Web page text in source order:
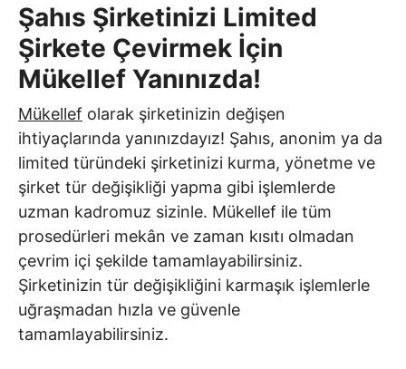
Şahıs Şirketinizi Limited
Şirkete Çevirmek İçin
Mükellef Yanınızda!
Mükellef olarak şirketinizin değişen
ihtiyaçlarında yanınızdayız! Şahıs, anonim ya da
limited türündeki şirketinizi kurma, yönetme ve
şirket tür değişikliği yapma gibi işlemlerde
uzman kadromuz sizinle. Mükellef ile tüm
prosedürleri mekân ve zaman kısıtı olmadan
çevrim içi şekilde tamamlayabilirsiniz.
Şirketinizin tür değişikliğini karmaşık işlemlerle
uğraşmadan hızla ve güvenle
tamamlayabilirsiniz.